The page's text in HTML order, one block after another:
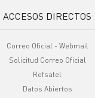
ACCESOS DIRECTOS
Correo Oficial - Webmail
Solicitud Correo Oficial
Refsatel
Datos Abiertos